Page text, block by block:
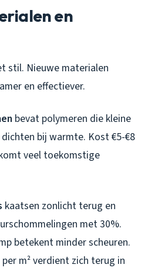
en
stil. Nieuwe materialen
en effectiever.
bevat polymeren die kleine
bij warmte. Kost €5-€8
veel toekomstige
kaatsen zonlicht terug en
met 30%.
betekent minder scheuren.
m² verdient zich terug in